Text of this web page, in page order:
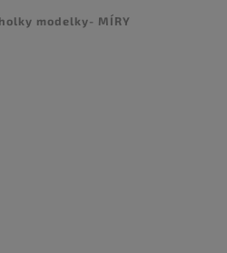
modelky- MÍRY